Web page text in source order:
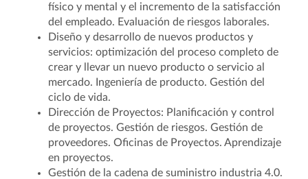
físico y mental y el incremento de la satisfacción
del empleado. Evaluación de riesgos laborales.
Diseño y desarrollo de nuevos productos y
servicios: optimización del proceso completo de
crear y llevar un nuevo producto o servicio al
mercado. Ingeniería de producto. Gestión del
ciclo de vida.
Dirección de Proyectos: Planificación y control
de proyectos. Gestión de riesgos. Gestión de
proveedores. Oficinas de Proyectos. Aprendizaje
en proyectos.
Gestión de la cadena de suministro industria 4.0.